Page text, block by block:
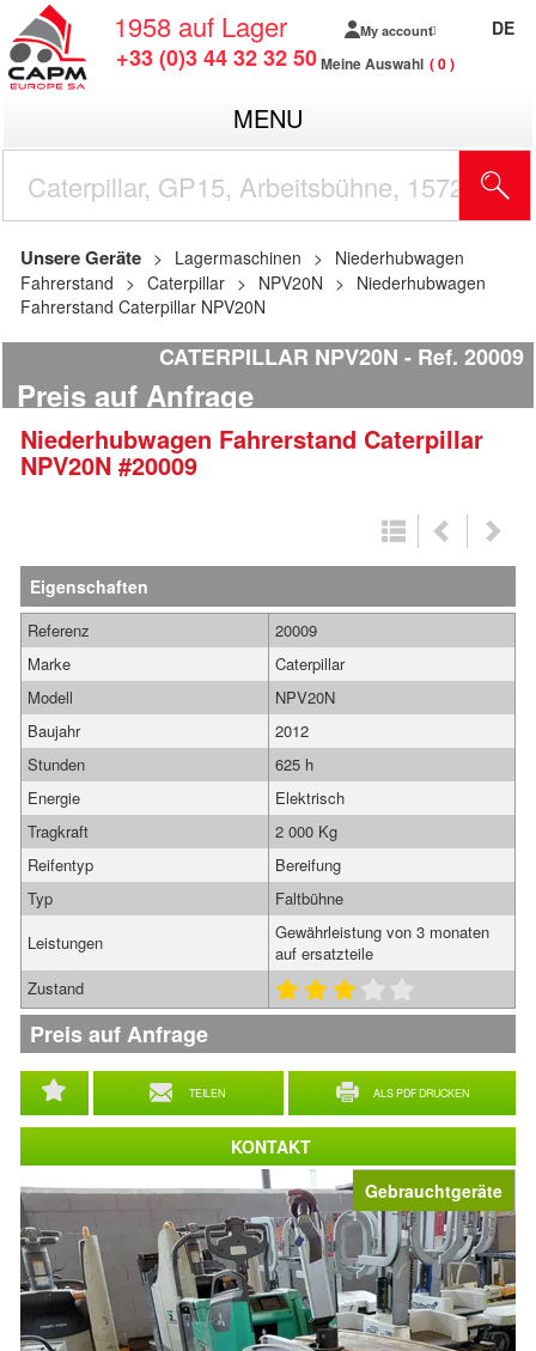
1958 auf Lager
+33 (0)3 44 32 32 50
My account
Meine Auswahl 0
DE
MENU
Unsere Geräte Lagermaschinen
Niederhubwagen
Fahrerstand
Caterpillar NPV20N
Niederhubwagen
Fahrerstand Caterpillar NPV20N
CATERPILLAR NPV20N Ref. 20009
Preis auf Anfrage
Niederhubwagen Fahrerstand Caterpillar
NPV20N #20009
Gebrauchtgeräte
Eigenschaften
TEILEN ALS PDF DRUCKEN
Referenz
20009
Marke
Caterpillar
Modell
NPV20N
Baujahr
2012
Stunden
625 h
Energie
Elektrisch
Tragkraft
2 000 Kg
Reifentyp
Bereifung
Typ
Faltbühne
Leistungen
Gewährleistung von 3 monaten
auf ersatzteile
Zustand
Preis auf Anfrage
KONTAKT